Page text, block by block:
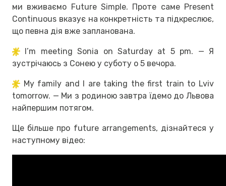
ми вживаємо Future Simple. Проте саме Present
Continuous вказує на конкретність та підкреслює,
що певна дія вже запланована.
I’m meeting Sonia on Saturday at 5 pm. — Я
зустрічаюсь з Сонею у суботу о 5 вечора.
My family and I are taking the first train to Lviv
tomorrow. — Ми з родиною завтра їдемо до Львова
найпершим потягом.
Ще більше про future arrangements, дізнайтеся у
наступному відео: